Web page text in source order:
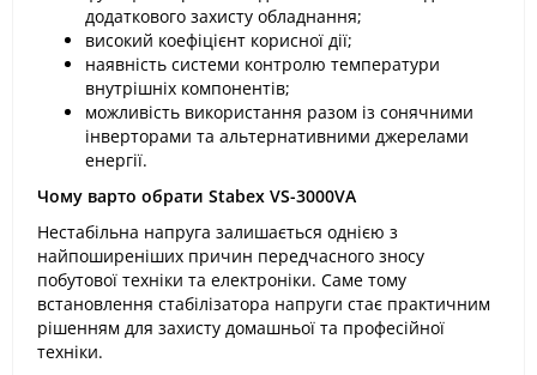
додаткового захисту обладнання;
високий коефіцієнт корисної дії;
наявність системи контролю температури
внутрішніх компонентів;
можливість використання разом із сонячними
інверторами та альтернативними джерелами
енергії.
Чому варто обрати Stabex VS-3000VA
Нестабільна напруга залишається однією з
найпоширеніших причин передчасного зносу
побутової техніки та електроніки. Саме тому
встановлення стабілізатора напруги стає практичним
рішенням для захисту домашньої та професійної
техніки.